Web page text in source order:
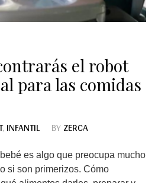
el robot
para las comidas
,INFANTIL BYZERCA
es algo que preocupa mucho
si son primerizos. Cómo